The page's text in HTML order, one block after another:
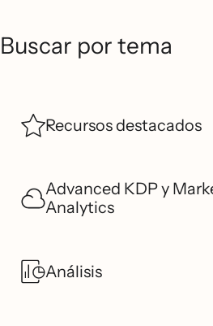
Buscar por tema
Recursos destacados
Advanced KDP y
Analytics
Análisis